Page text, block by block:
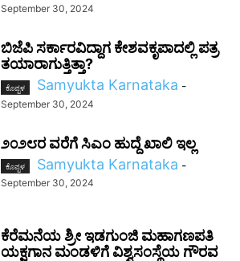
September 30, 2024
ಬಿಜೆಪಿ ಸರ್ಕಾರವಿದ್ದಾಗ ಕೇಶವಕೃಪಾದಲ್ಲಿ ಪತ್ರ
ತಯಾರಾಗುತ್ತಿತ್ತಾ?
ಕೊಪ್ಪಳ Samyukta Karnataka -
September 30, 2024
೨೦೨೮ರ ವರೆಗೆ ಸಿಎಂ ಹುದ್ದೆ ಖಾಲಿ ಇಲ್ಲ
ಕೊಪ್ಪಳ Samyukta Karnataka -
September 30, 2024
ಕೆರೆಮನೆಯ ಶ್ರೀ ಇಡಗುಂಜಿ ಮಹಾಗಣಪತಿ
ಯಕ್ಷಗಾನ ಮಂಡಳಿಗೆ ವಿಶ್ವಸಂಸ್ಥೆಯ ಗೌರವ